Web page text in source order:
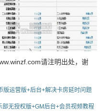
请注明出处，谢
版运营版+后台+解决卡房延时问题
无授权版+GM后台+会员视频教程